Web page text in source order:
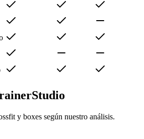
y boxes según nuestro análisis.